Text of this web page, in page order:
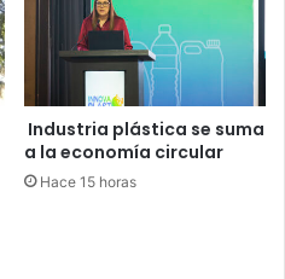
Industria plástica se suma
a la economía circular
Hace 15 horas